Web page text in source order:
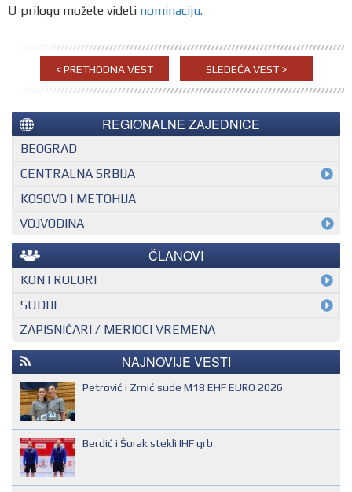
U prilogu možete videti nominaciju.
< PRETHODNA VEST SLEDEĆA VEST >
REGIONALNE ZAJEDNICE
BEOGRAD
CENTRALNA SRBIJA
KOSOVO I METOHIJA
VOJVODINA
ČLANOVI
KONTROLORI
MEĐUNARODNI KONTROLOR
NACIONALNI KONTROLOR
REGIONALNI KONTROLOR
SUDIJE
EHF SUDIJA
IHF SUDIJA
MLADI EVROPSKI SUDIJA
NACIONALNI SUDIJA
REGIONALNI SUDIJA
SUDIJA DRUGE KATEGORIJE
SUDIJA OMLADINAC
ZAPISNIČARI / MERIOCI VREMENA
NAJNOVIJE VESTI
Petrović i Zrnić sude M18 EHF EURO 2026
Berdić i Šorak stekli IHF grb